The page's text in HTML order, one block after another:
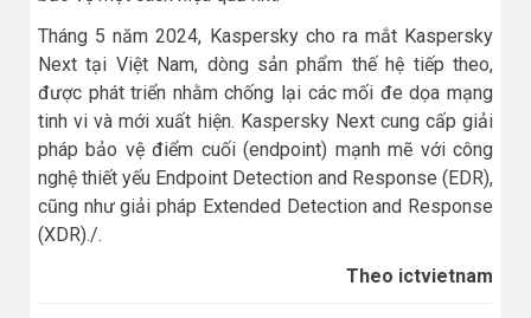
Tháng 5 năm 2024, Kaspersky cho ra mắt Kaspersky
Next tại Việt Nam, dòng sản phẩm thế hệ tiếp theo,
được phát triển nhằm chống lại các mối đe dọa mạng
tinh vi và mới xuất hiện. Kaspersky Next cung cấp giải
pháp bảo vệ điểm cuối (endpoint) mạnh mẽ với công
nghệ thiết yếu Endpoint Detection and Response (EDR),
cũng như giải pháp Extended Detection and Response
(XDR)./.
Theo ictvietnam